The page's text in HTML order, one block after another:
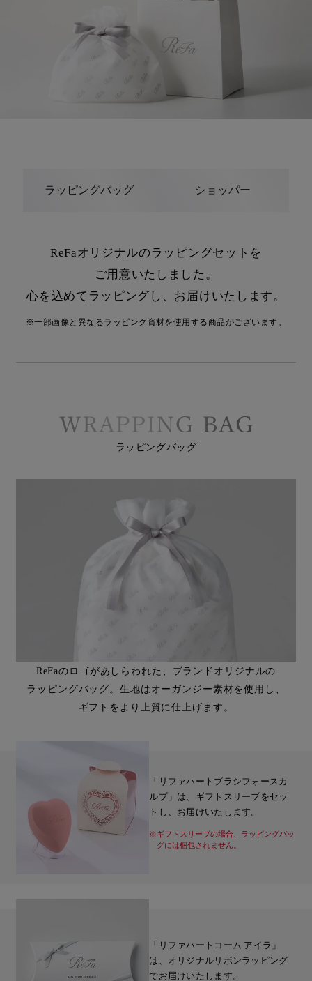
ラッピングバッグ ショッパー
ReFaオリジナルのラッピングセットを
ご用意いたしました。
心を込めてラッピングし、お届けいたします。
※一部画像と異なるラッピング資材を使用する商品がございます。
ラッピングバッグ
ReFaのロゴがあしらわれた、ブランドオリジナルの
ラッピングバッグ。生地はオーガンジー素材を使用し、
ギフトをより上質に仕上げます。
「リファハートブラシフォースカ
ルプ」は、ギフトスリーブをセッ
トし、お届けいたします。
※ギフトスリーブの場合、ラッピングバッ
グには梱包されません。
「リファハートコーム アイラ」
は、オリジナルリボンラッピング
でお届けいたします。